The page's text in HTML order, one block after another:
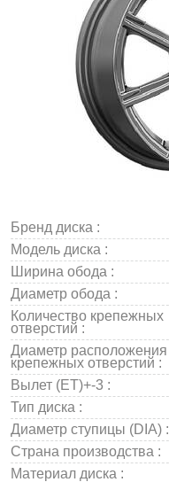
Бренд диска :
Модель диска :
Ширина обода :
Диаметр обода :
Количество крепежных
отверстий :
Диаметр расположения
крепежных отверстий :
Вылет (ET)+-3 :
Тип диска :
Диаметр ступицы (DIA) :
Страна производства :
Материал диска :